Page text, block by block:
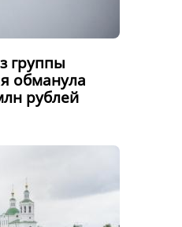
группы
обманула
рублей